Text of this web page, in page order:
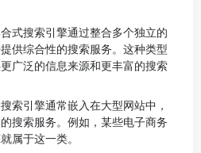
式搜索引擎通过整合多个独立的
供综合性的搜索服务。这种类型
广泛的信息来源和更丰富的搜索
索引擎通常嵌入在大型网站中，
搜索服务。例如，某些电子商务
属于这一类。